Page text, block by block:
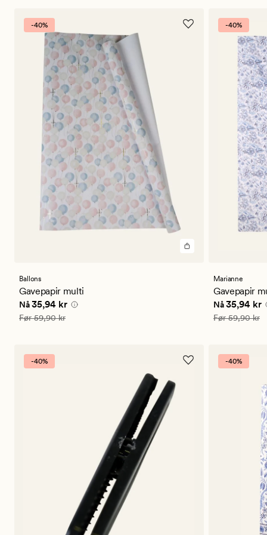
-40%
Ballons
Gavepapir multi
Nåværende pris
Nå35,94 kr
Vanlig pris 59,90 kr
Før59,90 kr
-40%
Marianne
Gavepapir
Nåværende
Nå35,94 kr
Vanlig pris
Før59,90 kr
-40% -40%